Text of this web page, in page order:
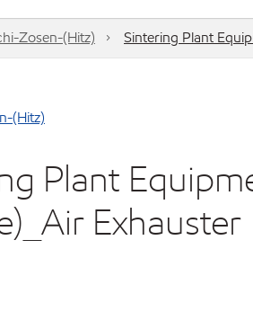
Zosen-(Hitz) Sintering Plant
(Hitz)
Plant
Exhauster